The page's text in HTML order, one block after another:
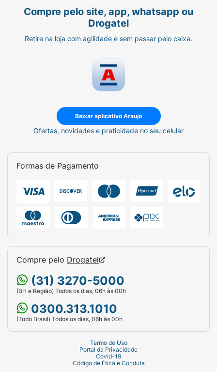
Compre pelo site, app, whatsapp ou
Drogatel
Retire na loja com agilidade e sem passar pelo caixa.
Baixar aplicativo Araujo
Ofertas, novidades e praticidade no seu celular
Formas de Pagamento
Compre pelo Drogatel
(31) 3270-5000
(BH e Região) Todos os dias, 06h às 00h
0300.313.1010
(Todo Brasil) Todos os dias, 06h às 00h
Termo de Uso
Portal da Privacidade
Covid-19
Código de Ética e Conduta